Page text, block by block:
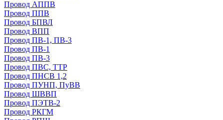
Провод АППВ
Провод ППВ
Провод БПВЛ
Провод ВПП
Провод ПВ-1, ПВ-3
Провод ПВ-1
Провод ПВ-3
Провод ПВС, ТТР
Провод ПНСВ 1,2
Провод ПУНП, ПуВВ
Провод ШВВП
Провод ПЭТВ-2
Провод РКГМ